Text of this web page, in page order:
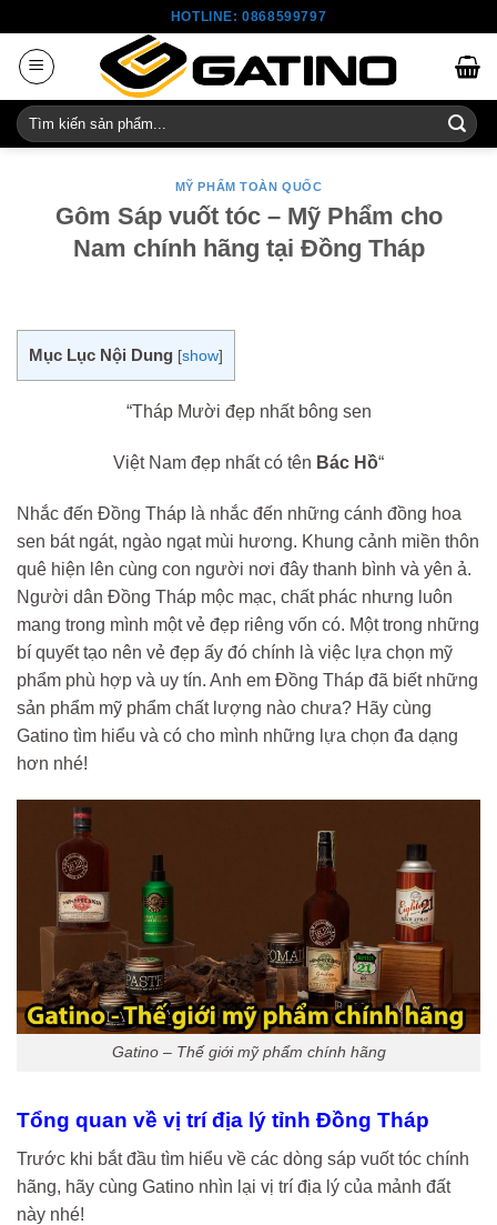
content
HOTLINE: 0868599797
Tìm
kiếm:
MỸ PHẨM TOÀN QUỐC
Gôm Sáp vuốt tóc – Mỹ Phẩm cho
Nam chính hãng tại Đồng Tháp
Mục Lục Nội Dung [show]
“Tháp Mười đẹp nhất bông sen
Việt Nam đẹp nhất có tên Bác Hồ“
Nhắc đến Đồng Tháp là nhắc đến những cánh đồng hoa
sen bát ngát, ngào ngạt mùi hương. Khung cảnh miền thôn
quê hiện lên cùng con người nơi đây thanh bình và yên ả.
Người dân Đồng Tháp mộc mạc, chất phác nhưng luôn
mang trong mình một vẻ đẹp riêng vốn có. Một trong những
bí quyết tạo nên vẻ đẹp ấy đó chính là việc lựa chọn mỹ
phẩm phù hợp và uy tín. Anh em Đồng Tháp đã biết những
sản phẩm mỹ phẩm chất lượng nào chưa? Hãy cùng
Gatino tìm hiểu và có cho mình những lựa chọn đa dạng
hơn nhé!
Gatino – Thế giới mỹ phẩm chính hãng
Tổng quan về vị trí địa lý tỉnh Đồng Tháp
Trước khi bắt đầu tìm hiểu về các dòng sáp vuốt tóc chính
hãng, hãy cùng Gatino nhìn lại vị trí địa lý của mảnh đất
này nhé!